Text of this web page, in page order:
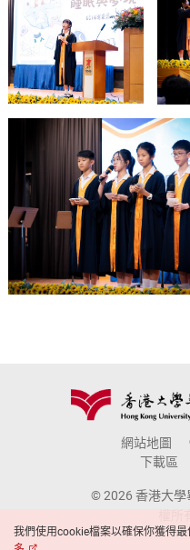
網站地圖
下載區
© 2026 香港大學
我們使用cookie檔案以確保你獲得最